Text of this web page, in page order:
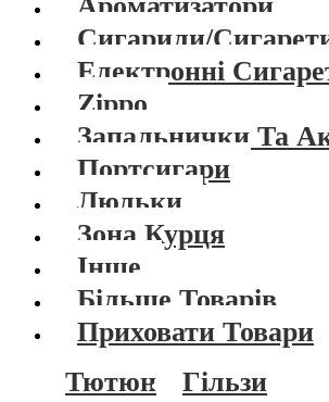
Сигарили/
Електронні
Zippo
Запальнички Та
Портсигари
Люльки
Зона Курця
Інше
Більше Товарів
Приховати Товари
Тютюн
Гільзи